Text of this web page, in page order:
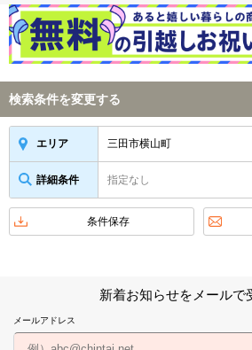
検索条件を変更する
エリア 三田市横山町
詳細条件 指定なし
条件保存
新着お知らせをメールで
メールアドレス